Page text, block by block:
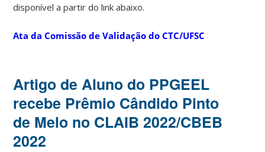
disponível a partir do link abaixo.
Ata da Comissão de Validação do CTC/UFSC
Artigo de Aluno do PPGEEL
recebe Prêmio Cândido Pinto
de Melo no CLAIB 2022/CBEB
2022